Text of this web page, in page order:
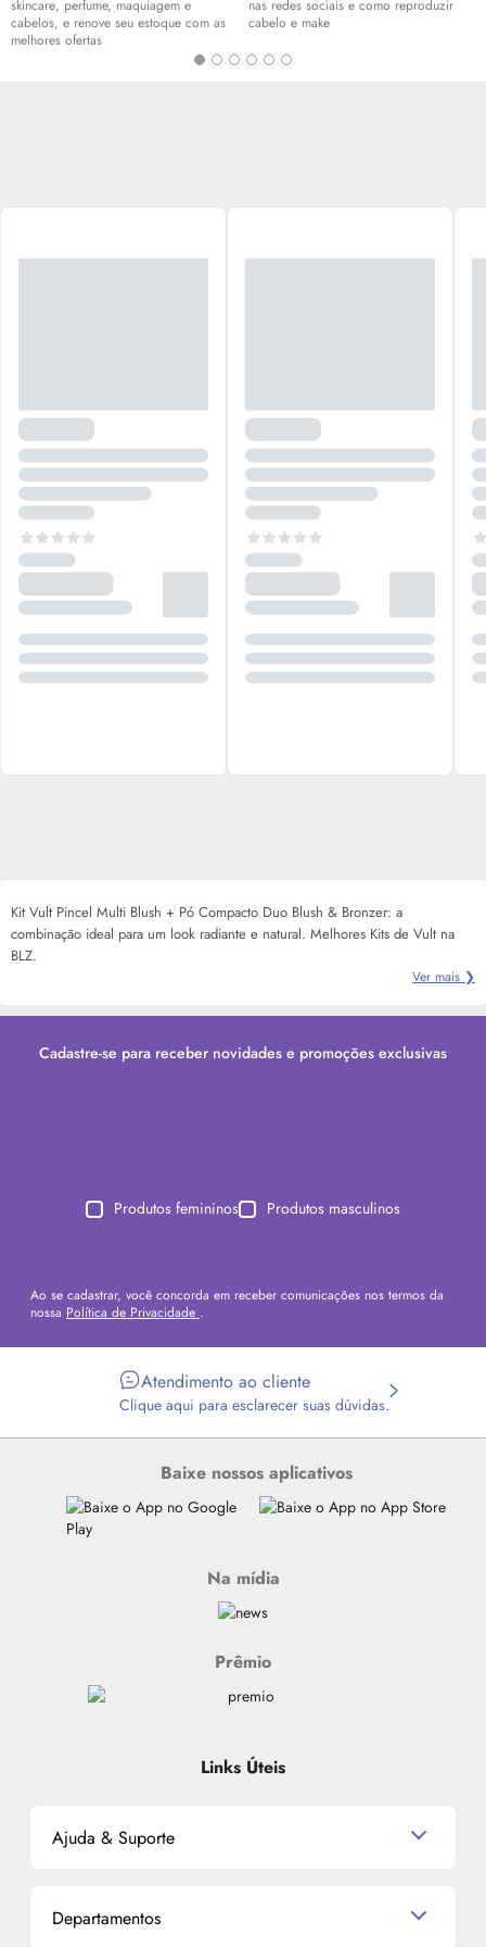
skincare, perfume, maquiagem e
cabelos, e renove seu estoque com as
melhores ofertas
nas redes sociais e como reproduzir
cabelo e make
Kit Vult Pincel Multi Blush + Pó Compacto Duo Blush & Bronzer: a
combinação ideal para um look radiante e natural. Melhores Kits de Vult na
BLZ.
Ver mais ❯
Cadastre-se para receber novidades e promoções exclusivas
Produtos femininos Produtos masculinos
Ao se cadastrar, você concorda em receber comunicações nos termos da
nossa Política de Privacidade .
Atendimento ao cliente
Clique aqui para esclarecer suas dúvidas.
Baixe nossos aplicativos
Na mídia
Prêmio
Links Úteis
Ajuda & Suporte
Política de Devolução
Departamentos